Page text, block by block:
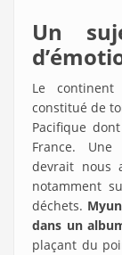
Un
Le
constitué de
Pacifique
France.
devrait nous
notamment
déchets.
dans un
plaçant du